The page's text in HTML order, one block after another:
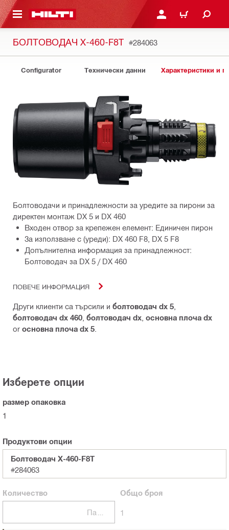
СЪДЪРЖАНИЕ ВЛЕЗ ИЛИ СЕ
КОЛИЧКА
БОЛТОВОДАЧ X-460-F8T #284063
Configurator Технически данни Характеристики и
Болтоводачи и принадлежности за уредите за пирони за
директен монтаж DX 5 и DX 460
Входен отвор за крепежен елемент: Единичен пирон
За използване с (уреди): DX 460 F8, DX 5 F8
Допълнителна информация за принадлежност:
Болтоводач за DX 5 / DX 460
ПОВЕЧЕ ИНФОРМАЦИЯ
Други клиенти са търсили и болтоводач dx 5
болтоводач dx 460 болтоводач dx основна плоча dx
or основна плоча dx 5
Изберете опции
размер опаковка
1
Продуктови опции
Болтоводач X-460-F8T
#284063
Количество Общо броя
1